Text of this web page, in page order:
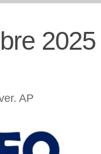
2025
AP